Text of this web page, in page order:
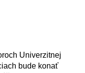
Univerzitnej
bude konať